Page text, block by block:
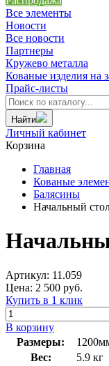
Все элементы
Новости
Все новости
Партнеры
Кружево металла
Кованые изделия на
Прайс-листы
Найти
Личный кабинет
Корзина
Главная
Кованые
Балясины
Начальный
Артикул: 11.059
Цена: 2 500 руб.
Купить в 1 клик
В корзину
Размеры:
Вес:
5.9 кг